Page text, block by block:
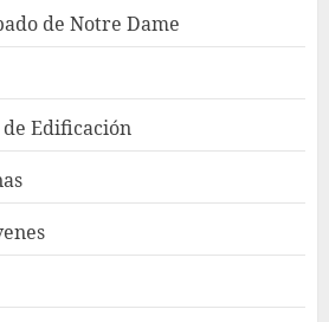
de Notre Dame
Edificación